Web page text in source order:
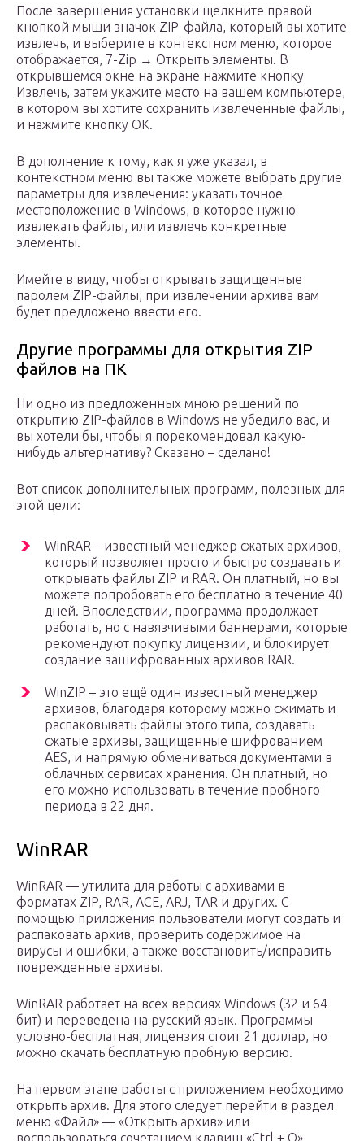
После завершения установки щелкните правой
кнопкой мыши значок ZIP-файла, который вы хотите
извлечь, и выберите в контекстном меню, которое
отображается, 7-Zip → Открыть элементы. В
открывшемся окне на экране нажмите кнопку
Извлечь, затем укажите место на вашем компьютере,
в котором вы хотите сохранить извлеченные файлы,
и нажмите кнопку ОК.
В дополнение к тому, как я уже указал, в
контекстном меню вы также можете выбрать другие
параметры для извлечения: указать точное
местоположение в Windows, в которое нужно
извлекать файлы, или извлечь конкретные
элементы.
Имейте в виду, чтобы открывать защищенные
паролем ZIP-файлы, при извлечении архива вам
будет предложено ввести его.
Другие программы для открытия ZIP
файлов на ПК
Ни одно из предложенных мною решений по
открытию ZIP-файлов в Windows не убедило вас, и
вы хотели бы, чтобы я порекомендовал какую-
нибудь альтернативу? Сказано – сделано!
Вот список дополнительных программ, полезных для
этой цели:
WinRAR – известный менеджер сжатых архивов,
который позволяет просто и быстро создавать и
открывать файлы ZIP и RAR. Он платный, но вы
можете попробовать его бесплатно в течение 40
дней. Впоследствии, программа продолжает
работать, но с навязчивыми баннерами, которые
рекомендуют покупку лицензии, и блокирует
создание зашифрованных архивов RAR.
WinZIP – это ещё один известный менеджер
архивов, благодаря которому можно сжимать и
распаковывать файлы этого типа, создавать
сжатые архивы, защищенные шифрованием
AES, и напрямую обмениваться документами в
облачных сервисах хранения. Он платный, но
его можно использовать в течение пробного
периода в 22 дня.
WinRAR
WinRAR — утилита для работы с архивами в
форматах ZIP, RAR, ACE, ARJ, TAR и других. С
помощью приложения пользователи могут создать и
распаковать архив, проверить содержимое на
вирусы и ошибки, а также восстановить/исправить
поврежденные архивы.
WinRAR работает на всех версиях Windows (32 и 64
бит) и переведена на русский язык. Программы
условно-бесплатная, лицензия стоит 21 доллар, но
можно скачать бесплатную пробную версию.
На первом этапе работы с приложением необходимо
открыть архив. Для этого следует перейти в раздел
меню «Файл» — «Открыть архив» или
воспользоваться сочетанием клавиш «Ctrl + O».